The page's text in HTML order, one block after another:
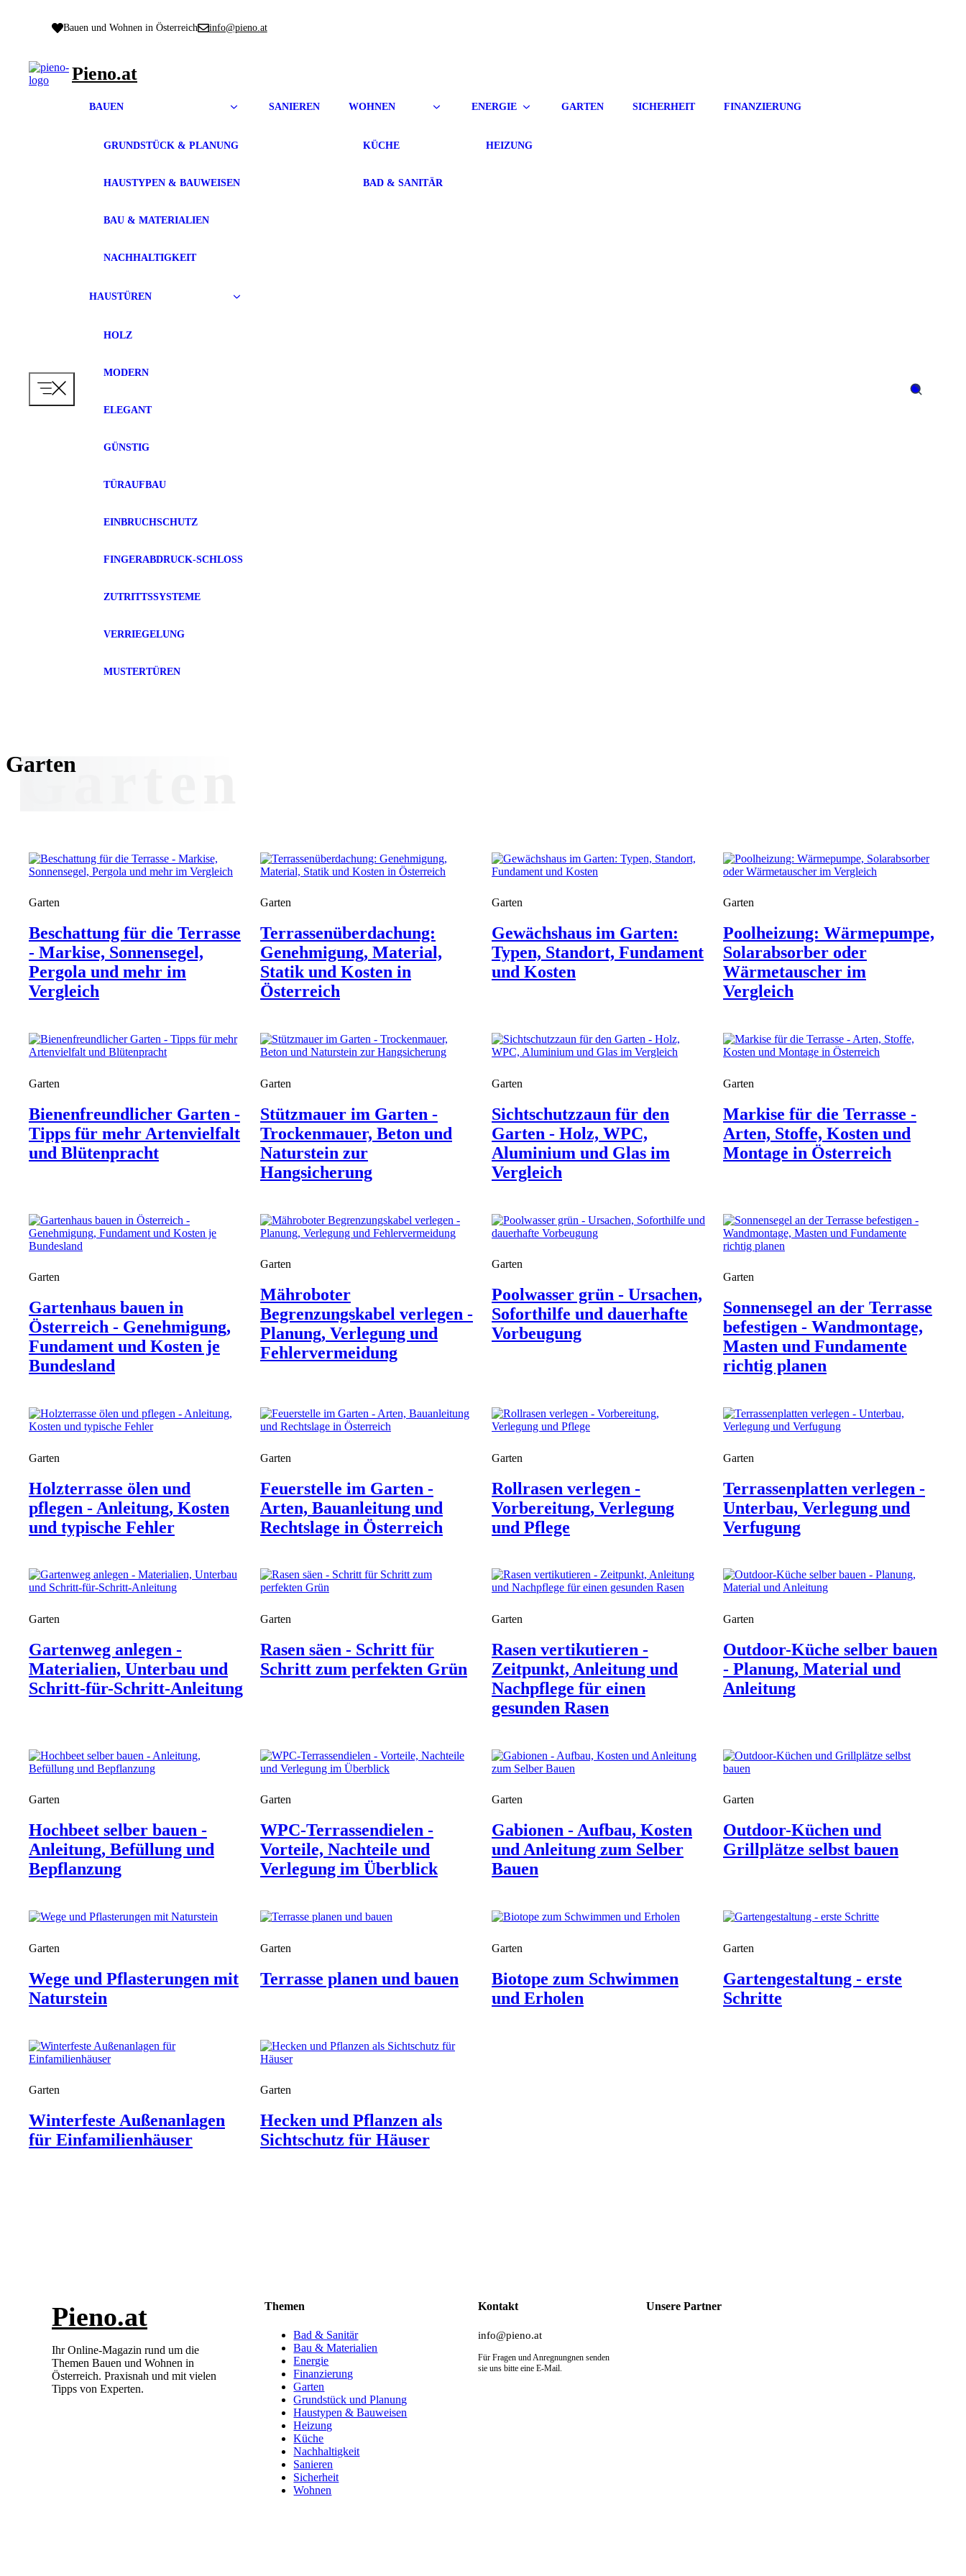
Bauen und Wohnen in Österreich info@pieno.at
Pieno.at
BAUEN
GRUNDSTÜCK & PLANUNG
HAUSTYPEN & BAUWEISEN
BAU & MATERIALIEN
NACHHALTIGKEIT
SANIEREN WOHNEN
KÜCHE
BAD & SANITÄR
ENERGIE
HEIZUNG
GARTEN SICHERHEIT FINANZIERUNG
HAUSTÜREN
HOLZ
MODERN
ELEGANT
GÜNSTIG
TÜRAUFBAU
EINBRUCHSCHUTZ
FINGERABDRUCK-SCHLOSS
ZUTRITTSSYSTEME
VERRIEGELUNG
MUSTERTÜREN
Garten
Garten
Garten
Beschattung für die Terrasse
- Markise, Sonnensegel,
Pergola und mehr im
Vergleich
Garten
Terrassenüberdachung:
Genehmigung, Material,
Statik und Kosten in
Österreich
Garten
Gewächshaus im Garten:
Typen, Standort, Fundament
und Kosten
Garten
Poolheizung: Wärmepumpe,
Solarabsorber oder
Wärmetauscher im
Vergleich
Garten
Bienenfreundlicher Garten -
Tipps für mehr Artenvielfalt
und Blütenpracht
Garten
Stützmauer im Garten -
Trockenmauer, Beton und
Naturstein zur
Hangsicherung
Garten
Sichtschutzzaun für den
Garten - Holz, WPC,
Aluminium und Glas im
Vergleich
Garten
Markise für die Terrasse -
Arten, Stoffe, Kosten und
Montage in Österreich
Garten
Gartenhaus bauen in
Österreich - Genehmigung,
Fundament und Kosten je
Bundesland
Garten
Mähroboter
Begrenzungskabel verlegen -
Planung, Verlegung und
Fehlervermeidung
Garten
Poolwasser grün - Ursachen,
Soforthilfe und dauerhafte
Vorbeugung
Garten
Sonnensegel an der Terrasse
befestigen - Wandmontage,
Masten und Fundamente
richtig planen
Garten
Holzterrasse ölen und
pflegen - Anleitung, Kosten
und typische Fehler
Garten
Feuerstelle im Garten -
Arten, Bauanleitung und
Rechtslage in Österreich
Garten
Rollrasen verlegen -
Vorbereitung, Verlegung
und Pflege
Garten
Terrassenplatten verlegen -
Unterbau, Verlegung und
Verfugung
Garten
Gartenweg anlegen -
Materialien, Unterbau und
Schritt-für-Schritt-Anleitung
Garten
Rasen säen - Schritt für
Schritt zum perfekten Grün
Garten
Rasen vertikutieren -
Zeitpunkt, Anleitung und
Nachpflege für einen
gesunden Rasen
Garten
Outdoor-Küche selber bauen
- Planung, Material und
Anleitung
Garten
Hochbeet selber bauen -
Anleitung, Befüllung und
Bepflanzung
Garten
WPC-Terrassendielen -
Vorteile, Nachteile und
Verlegung im Überblick
Garten
Gabionen - Aufbau, Kosten
und Anleitung zum Selber
Bauen
Garten
Outdoor-Küchen und
Grillplätze selbst bauen
Garten
Wege und Pflasterungen mit
Naturstein
Garten
Terrasse planen und bauen
Garten
Biotope zum Schwimmen
und Erholen
Garten
Gartengestaltung - erste
Schritte
Garten
Winterfeste Außenanlagen
für Einfamilienhäuser
Garten
Hecken und Pflanzen als
Sichtschutz für Häuser
Pieno.at
Ihr Online-Magazin rund um die
Themen Bauen und Wohnen in
Österreich. Praxisnah und mit vielen
Tipps von Experten.
Themen
Bad & Sanitär
Bau & Materialien
Energie
Finanzierung
Garten
Grundstück und Planung
Haustypen & Bauweisen
Heizung
Küche
Nachhaltigkeit
Sanieren
Sicherheit
Wohnen
Kontakt
info@pieno.at
Für Fragen und Anregnungnen senden
sie uns bitte eine E-Mail.
Unsere Partner